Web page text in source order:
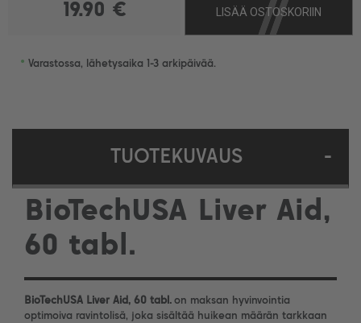
19.90 € LISÄÄ OSTOSKORIIN
• Varastossa, lähetysaika 1-3 arkipäivää.
TUOTEKUVAUS -
BioTechUSA Liver Aid,
60 tabl.
BioTechUSA Liver Aid, 60 tabl. on maksan hyvinvointia
optimoiva ravintolisä, joka sisältää huikean määrän tarkkaan